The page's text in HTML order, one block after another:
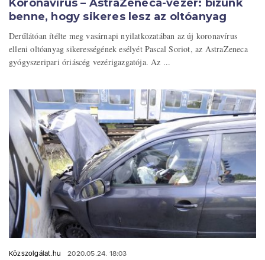
Koronavírus – AstraZeneca-vezér: bízunk
benne, hogy sikeres lesz az oltóanyag
Derűlátóan ítélte meg vasárnapi nyilatkozatában az új koronavírus
elleni oltóanyag sikerességének esélyét Pascal Soriot, az AstraZeneca
gyógyszeripari óriáscég vezérigazgatója. Az ...
Közszolgálat.hu 2020.05.24. 18:03